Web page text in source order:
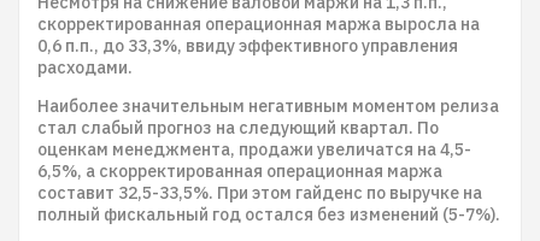
скорректированная операционная маржа выросла на
0,6 п.п., до 33,3%, ввиду эффективного управления
расходами.
Наиболее значительным негативным моментом релиза
стал слабый прогноз на следующий квартал. По
оценкам менеджмента, продажи увеличатся на 4,5-
6,5%, а скорректированная операционная маржа
составит 32,5-33,5%. При этом гайденс по выручке на
полный фискальный год остался без изменений (5-7%).